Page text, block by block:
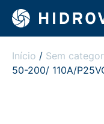
Início / Sem
50-200/ 110A/